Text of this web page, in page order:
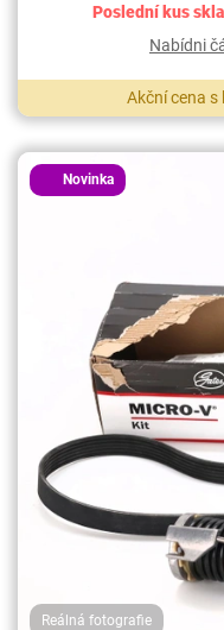
Poslední kus
Nabídni
Akční cena s
Novinka
Reálná fotografie